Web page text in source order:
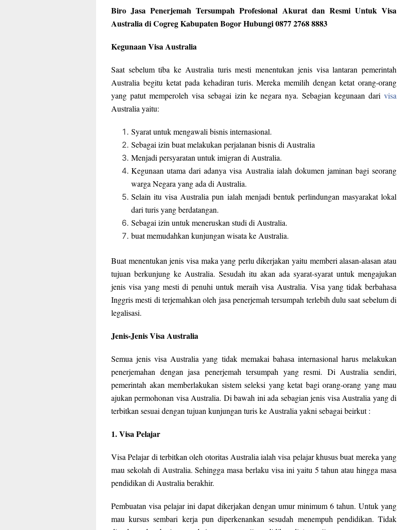
Biro Jasa Penerjemah Tersumpah Profesional Akurat dan Resmi Untuk Visa
Australia di Cogreg Kabupaten Bogor Hubungi 0877 2768 8883
Kegunaan Visa Australia
Saat sebelum tiba ke Australia turis mesti menentukan jenis visa lantaran pemerintah
Australia begitu ketat pada kehadiran turis. Mereka memilih dengan ketat orang-orang
yang patut memperoleh visa sebagai izin ke negara nya. Sebagian kegunaan dari visa
Australia yaitu:
Syarat untuk mengawali bisnis internasional.
Sebagai izin buat melakukan perjalanan bisnis di Australia
Menjadi persyaratan untuk imigran di Australia.
Kegunaan utama dari adanya visa Australia ialah dokumen jaminan bagi seorang
warga Negara yang ada di Australia.
Selain itu visa Australia pun ialah menjadi bentuk perlindungan masyarakat lokal
dari turis yang berdatangan.
Sebagai izin untuk meneruskan studi di Australia.
buat memudahkan kunjungan wisata ke Australia.
Buat menentukan jenis visa maka yang perlu dikerjakan yaitu memberi alasan-alasan atau
tujuan berkunjung ke Australia. Sesudah itu akan ada syarat-syarat untuk mengajukan
jenis visa yang mesti di penuhi untuk meraih visa Australia. Visa yang tidak berbahasa
Inggris mesti di terjemahkan oleh jasa penerjemah tersumpah terlebih dulu saat sebelum di
legalisasi.
Jenis-Jenis Visa Australia
Semua jenis visa Australia yang tidak memakai bahasa internasional harus melakukan
penerjemahan dengan jasa penerjemah tersumpah yang resmi. Di Australia sendiri,
pemerintah akan memberlakukan sistem seleksi yang ketat bagi orang-orang yang mau
ajukan permohonan visa Australia. Di bawah ini ada sebagian jenis visa Australia yang di
terbitkan sesuai dengan tujuan kunjungan turis ke Australia yakni sebagai beirkut :
1. Visa Pelajar
Visa Pelajar di terbitkan oleh otoritas Australia ialah visa pelajar khusus buat mereka yang
mau sekolah di Australia. Sehingga masa berlaku visa ini yaitu 5 tahun atau hingga masa
pendidikan di Australia berakhir.
Pembuatan visa pelajar ini dapat dikerjakan dengan umur minimum 6 tahun. Untuk yang
mau kursus sembari kerja pun diperkenankan sesudah menempuh pendidikan. Tidak